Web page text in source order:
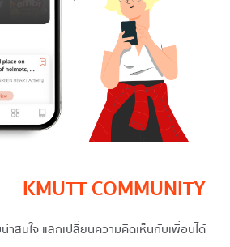
KMUTT COMMUNITY
าสนใจ แลกเปลี่ยนความคิดเห็นกับเพื่อนได้